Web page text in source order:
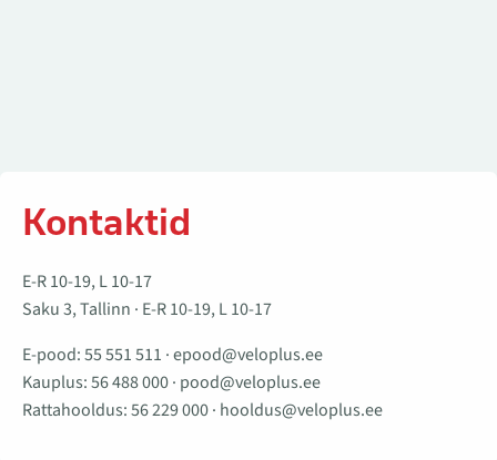
Kontaktid
E-R 10-19, L 10-17
Saku 3, Tallinn · E-R 10-19, L 10-17
E-pood:55 551 511 ·epood@veloplus.ee
Kauplus:56 488 000· pood@veloplus.ee
Rattahooldus:56 229 000· hooldus@veloplus.ee